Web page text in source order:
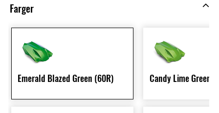
Farger
Emerald Blazed Green (60R) Candy Lime Green